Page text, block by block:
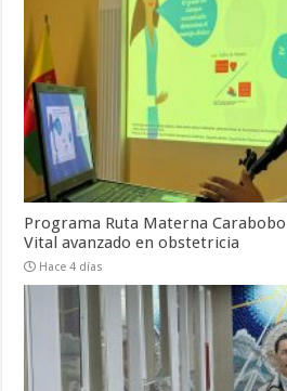
Programa Ruta Materna
Vital avanzado en obstetricia
Hace 4 días